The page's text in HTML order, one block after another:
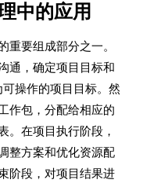
中的应用
重要组成部分之一。
通，确定项目目标和
操作的项目目标。然
作包，分配给相应的
。在项目执行阶段，
整方案和优化资源配
阶段，对项目结果进